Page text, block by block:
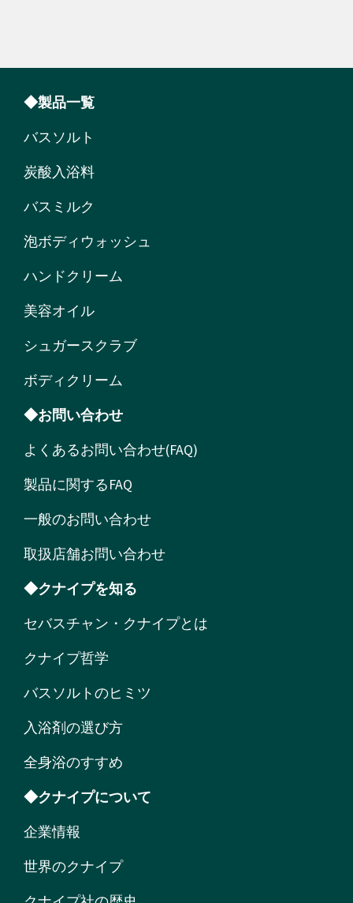
◆製品一覧
バスソルト
炭酸入浴料
バスミルク
泡ボディウォッシュ
ハンドクリーム
美容オイル
シュガースクラブ
ボディクリーム
◆お問い合わせ
よくあるお問い合わせ(FAQ)
製品に関するFAQ
一般のお問い合わせ
取扱店舗お問い合わせ
◆クナイプを知る
セバスチャン・クナイプとは
クナイプ哲学
バスソルトのヒミツ
入浴剤の選び方
全身浴のすすめ
◆クナイプについて
企業情報
世界のクナイプ